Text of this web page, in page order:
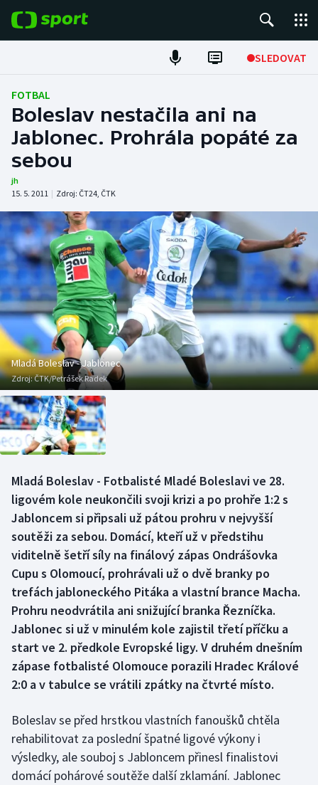
SLEDOVAT
Fotbal
Hokej
Tenis
Atletika
Cyklistika
DALŠÍ SPORTY
Americký fotbal
Baseball a softbal
Basketbal
Biatlon
Boby a skeleton
Curling
Dostihy
Florbal
Futsal
Golf
Gymnastika
Jezdectví
Judo
NEPŘEHLÉDNĚTE
Soutěže
Historické návraty
Aplikace ČT sport
AZ kvíz
FOTBAL
Boleslav nestačila ani na
Jablonec. Prohrála popáté za
sebou
jh
15. 5. 2011 | Zdroj: ČT24, ČTK
Mladá Boleslav - Jablonec
Zdroj:ČTK/Petrášek Radek
Mladá Boleslav - Fotbalisté Mladé Boleslavi ve 28.
ligovém kole neukončili svoji krizi a po prohře 1:2 s
Jabloncem si připsali už pátou prohru v nejvyšší
soutěži za sebou. Domácí, kteří už v předstihu
viditelně šetří síly na finálový zápas Ondrášovka
Cupu s Olomoucí, prohrávali už o dvě branky po
trefách jabloneckého Pitáka a vlastní brance Macha.
Prohru neodvrátila ani snižující branka Řezníčka.
Jablonec si už v minulém kole zajistil třetí příčku a
start ve 2. předkole Evropské ligy. V druhém dnešním
zápase fotbalisté Olomouce porazili Hradec Králové
2:0 a v tabulce se vrátili zpátky na čtvrté místo.
Boleslav se před hrstkou vlastních fanoušků chtěla
rehabilitovat za poslední špatné ligové výkony i
výsledky, ale souboj s Jabloncem přinesl finalistovi
domácí pohárové soutěže další zklamání. Jablonec